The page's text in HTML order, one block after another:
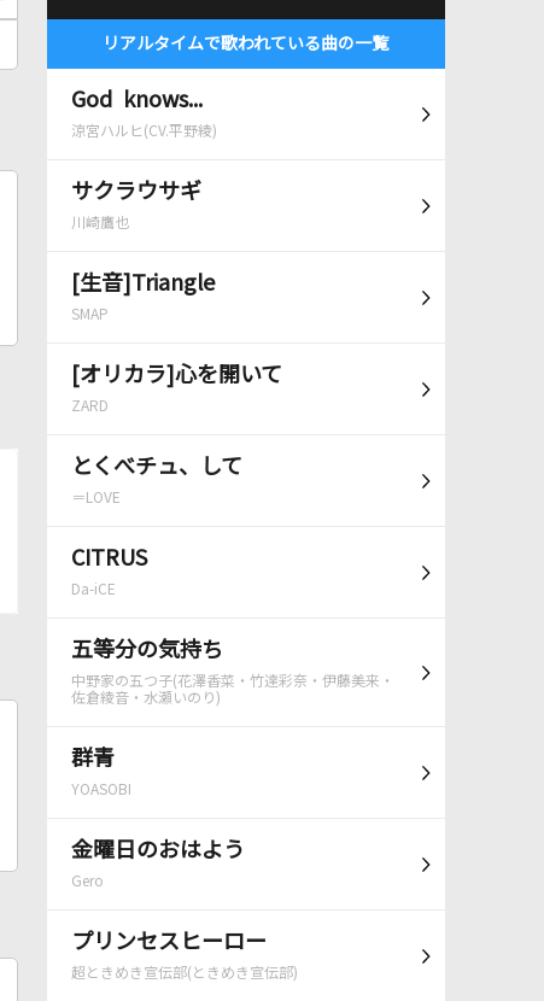
リアルタイムで歌われている曲の一覧
God knows...
涼宮ハルヒ(CV.平野綾)
サクラウサギ
川崎鷹也
[生音]Triangle
SMAP
[オリカラ]心を開いて
ZARD
とくべチュ、して
＝LOVE
CITRUS
Da-iCE
五等分の気持ち
中野家の五つ子(花澤香菜・竹達彩奈・伊藤美来・
佐倉綾音・水瀬いのり)
群青
YOASOBI
金曜日のおはよう
Gero
プリンセスヒーロー
超ときめき宣伝部(ときめき宣伝部)